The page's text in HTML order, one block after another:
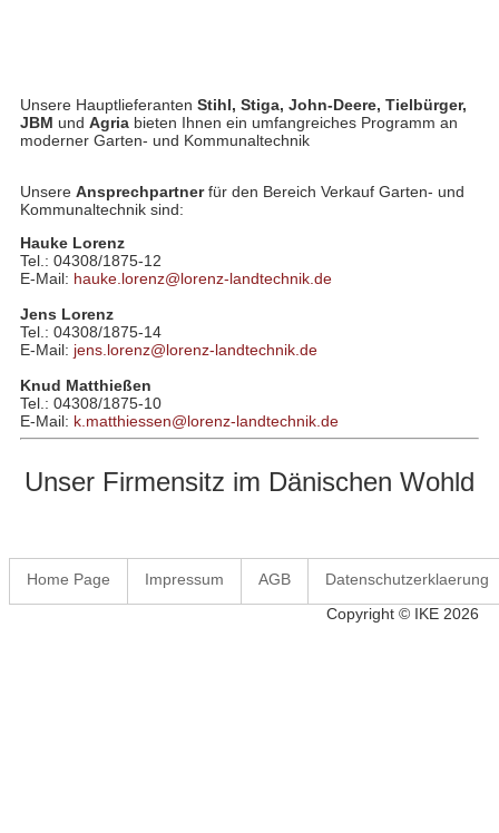
Unsere Hauptlieferanten Stihl, Stiga, John-Deere, Tielbürger,
JBM und Agria bieten Ihnen ein umfangreiches Programm an
moderner Garten- und Kommunaltechnik
Unsere Ansprechpartnerfür den Bereich Verkauf Garten- und
Kommunaltechnik sind:
Hauke Lorenz
Tel.: 04308/1875-12
E-Mail: hauke.lorenz@lorenz-landtechnik.de
Jens Lorenz
Tel.: 04308/1875-14
E-Mail: jens.lorenz@lorenz-landtechnik.de
Knud Matthießen
Tel.: 04308/1875-10
E-Mail: k.matthiessen@lorenz-landtechnik.de
Unser Firmensitz im Dänischen Wohld
Home Page Impressum AGB
Datenschutzerklaerung
Copyright © IKE 2026